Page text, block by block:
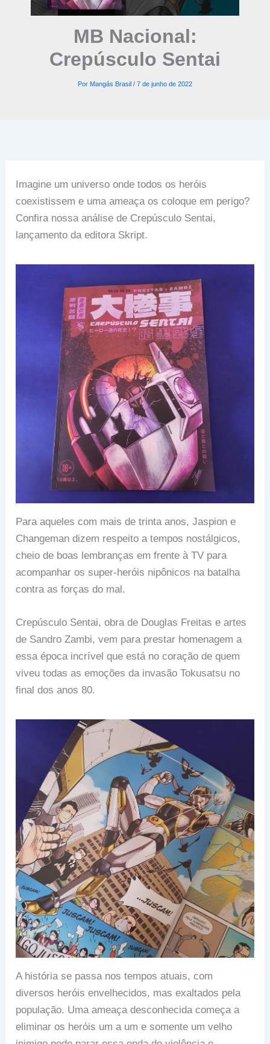
MB Nacional:
Crepúsculo Sentai
Por Mangás Brasil / 7 de junho de 2022
Imagine um universo onde todos os heróis
coexistissem e uma ameaça os coloque em perigo?
Confira nossa análise de Crepúsculo Sentai,
lançamento da editora Skript.
Para aqueles com mais de trinta anos, Jaspion e
Changeman dizem respeito a tempos nostálgicos,
cheio de boas lembranças em frente à TV para
acompanhar os super-heróis nipônicos na batalha
contra as forças do mal.
Crepúsculo Sentai, obra de Douglas Freitas e artes
de Sandro Zambi, vem para prestar homenagem a
essa época incrível que está no coração de quem
viveu todas as emoções da invasão Tokusatsu no
final dos anos 80.
A história se passa nos tempos atuais, com
diversos heróis envelhecidos, mas exaltados pela
população. Uma ameaça desconhecida começa a
eliminar os heróis um a um e somente um velho